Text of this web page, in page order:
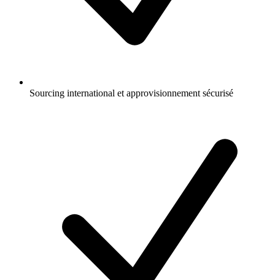
Sourcing international et approvisionnement sécurisé